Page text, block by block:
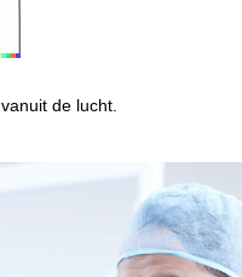
de lucht.